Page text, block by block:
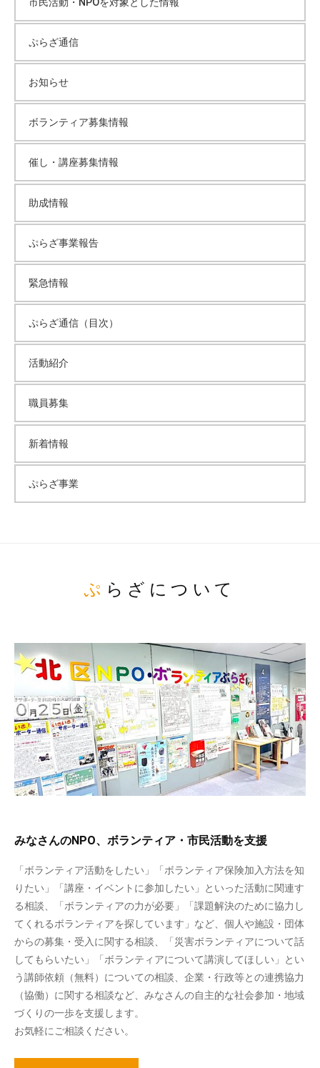
イ
ブ
ぷらざ通信
お知らせ
ボランティア募集情報
催し・講座募集情報
助成情報
ぷらざ事業報告
緊急情報
ぷらざ通信（目次）
活動紹介
職員募集
新着情報
ぷらざ事業
ぷらざについて
みなさんのNPO、ボランティア・市民活動を支援
「ボランティア活動をしたい」「ボランティア保険加入方法を知
りたい」「講座・イベントに参加したい」といった活動に関連す
る相談、「ボランティアの力が必要」「課題解決のために協力し
てくれるボランティアを探しています」など、個人や施設・団体
からの募集・受入に関する相談、「災害ボランティアについて話
してもらいたい」「ボランティアについて講演してほしい」とい
う講師依頼（無料）についての相談、企業・行政等との連携協力
（協働）に関する相談など、みなさんの自主的な社会参加・地域
づくりの一歩を支援します。
お気軽にご相談ください。